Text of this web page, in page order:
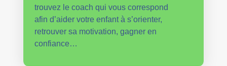
trouvez le coach qui vous correspond
afin d’aider votre enfant à s’orienter,
retrouver sa motivation, gagner en
confiance…